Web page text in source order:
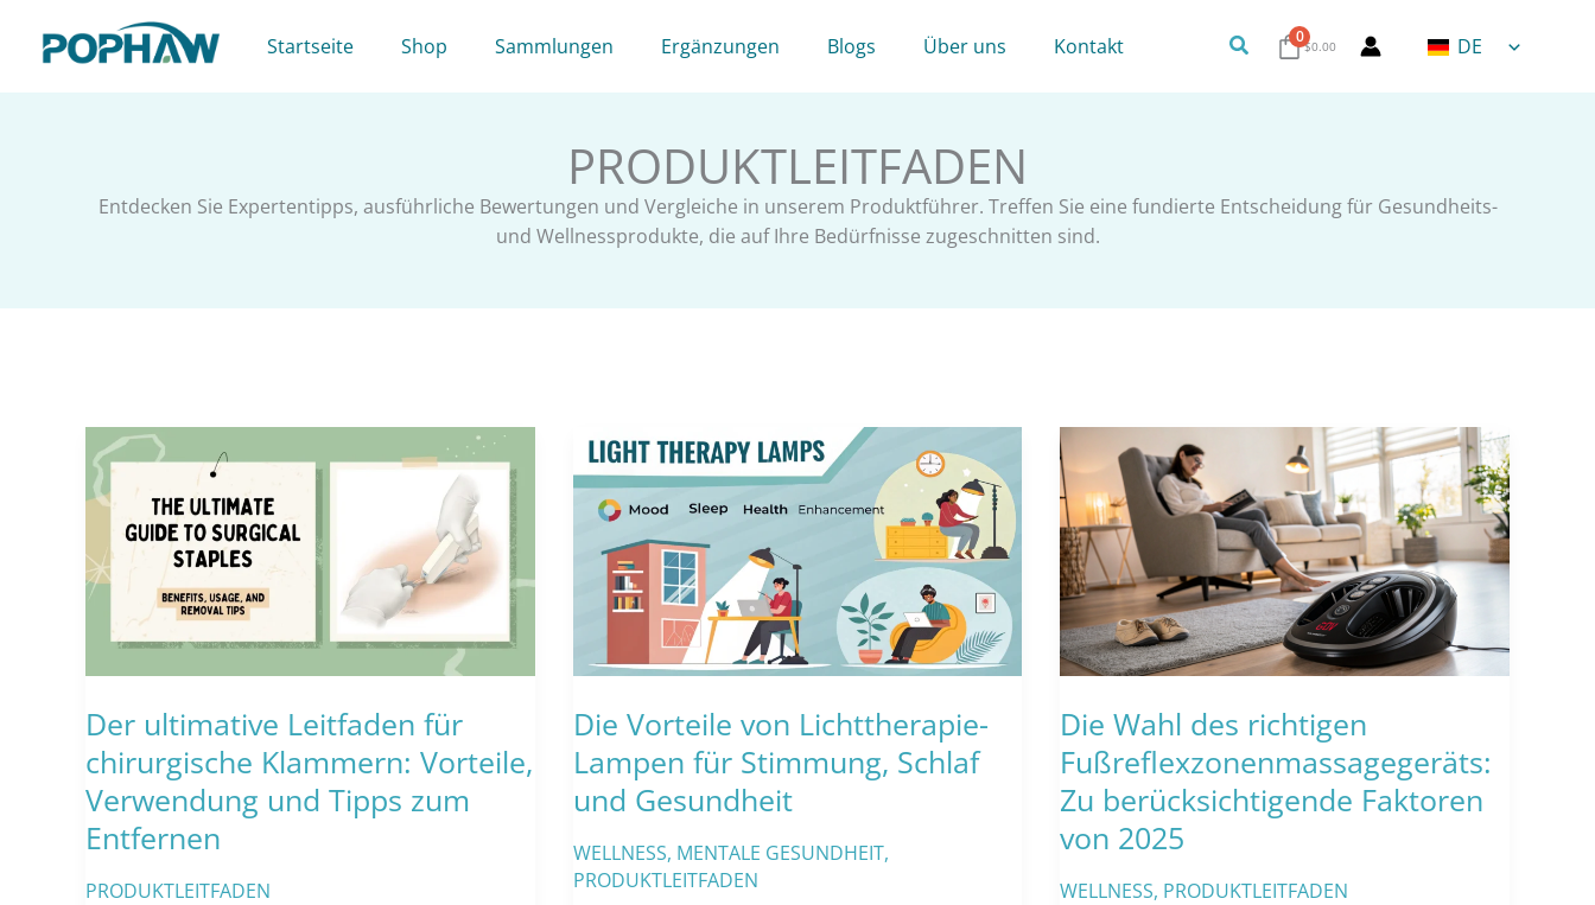
Inhalt
springen
Startseite Shop Sammlungen Ergänzungen Blogs Über uns Kontakt Suchen0$0.00 DE
PRODUKTLEITFADEN
Entdecken Sie Expertentipps, ausführliche Bewertungen und Vergleiche in unserem Produktführer. Treffen Sie eine fundierte Entscheidung für Gesundheits-
und Wellnessprodukte, die auf Ihre Bedürfnisse zugeschnitten sind.
Der ultimative Leitfaden für
chirurgische Klammern: Vorteile,
Verwendung und Tipps zum
Entfernen
PRODUKTLEITFADEN
Die Vorteile von Lichttherapie-
Lampen für Stimmung, Schlaf
und Gesundheit
WELLNESS, MENTALE GESUNDHEIT,
PRODUKTLEITFADEN
Die Wahl des richtigen
Fußreflexzonenmassagegeräts:
Zu berücksichtigende Faktoren
von 2025
WELLNESS, PRODUKTLEITFADEN